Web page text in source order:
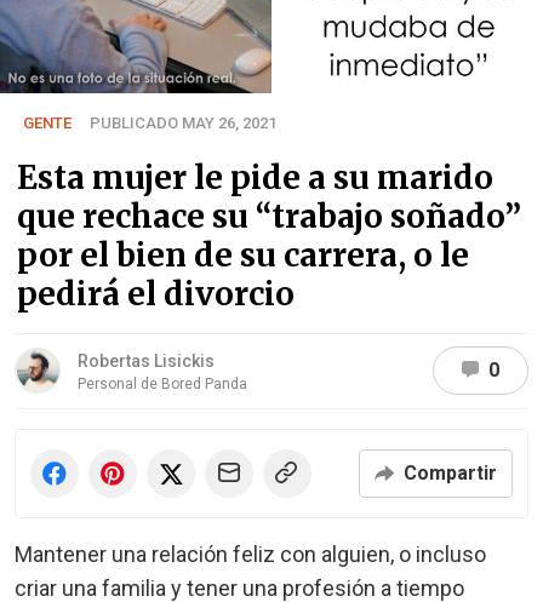
GENTE PUBLICADO MAY 26, 2021
Esta mujer le pide a su marido
que rechace su “trabajo soñado”
por el bien de su carrera, o le
pedirá el divorcio
Robertas Lisickis
Personal de Bored Panda
0
Compartir
Mantener una relación feliz con alguien, o incluso
criar una familia y tener una profesión a tiempo